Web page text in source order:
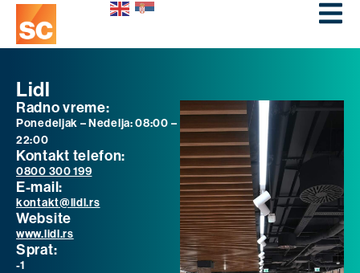
Lidl
Radno vreme:
Ponedeljak – Nedelja: 08:00 –
22:00
Kontakt telefon:
0800 300 199
E-mail:
kontakt@lidl.rs
Website
www.lidl.rs
Sprat:
-1